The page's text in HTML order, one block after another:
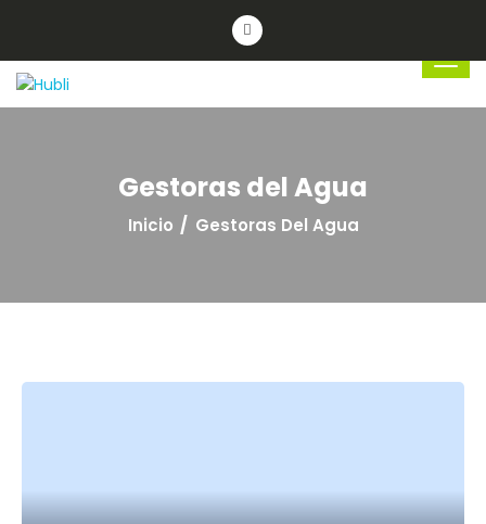
Gestoras del Agua
Inicio Gestoras Del Agua